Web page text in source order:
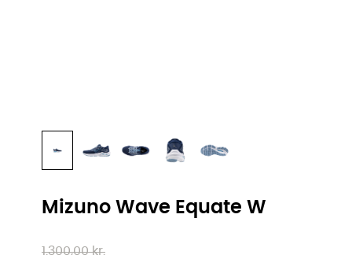
Mizuno Wave Equate W
1.300,00 kr.